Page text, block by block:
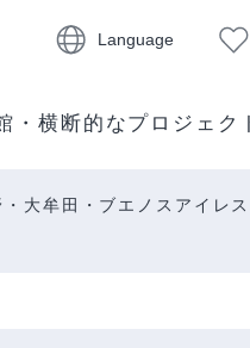
Language
・横断的なプロジェク
牟田・ブエノスアイレ